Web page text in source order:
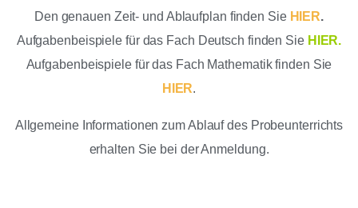
Den genauen Zeit- und Ablaufplan finden Sie HIER.
Aufgabenbeispiele für das Fach Deutsch finden Sie HIER.
Aufgabenbeispiele für das Fach Mathematik finden Sie
HIER.
Allgemeine Informationen zum Ablauf des Probeunterrichts
erhalten Sie bei der Anmeldung.